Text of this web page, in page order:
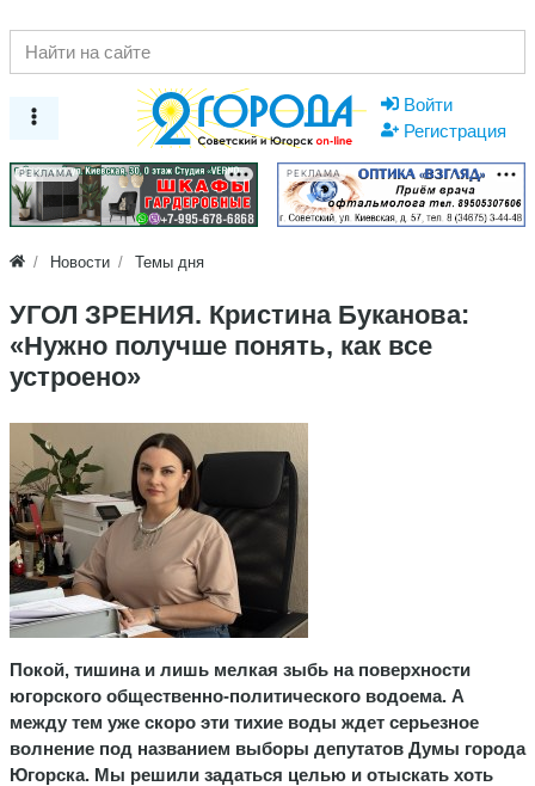
Войти
Регистрация
РЕКЛАМА РЕКЛАМА
Новости Темы дня
​УГОЛ ЗРЕНИЯ. Кристина Буканова:
«Нужно получше понять, как все
устроено»
Покой, тишина и лишь мелкая зыбь на поверхности
югорского общественно-политического водоема. А
между тем уже скоро эти тихие воды ждет серьезное
волнение под названием выборы депутатов Думы города
Югорска. Мы решили задаться целью и отыскать хоть